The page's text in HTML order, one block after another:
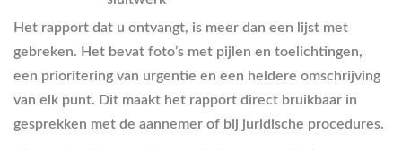
Het rapport dat u ontvangt, is meer dan een lijst met
gebreken. Het bevat foto’s met pijlen en toelichtingen,
een prioritering van urgentie en een heldere omschrijving
van elk punt. Dit maakt het rapport direct bruikbaar in
gesprekken met de aannemer of bij juridische procedures.